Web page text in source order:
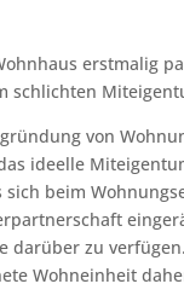
erstmalig
schlichten
von
ideelle
sich beim
darüber zu
Wohneinheit